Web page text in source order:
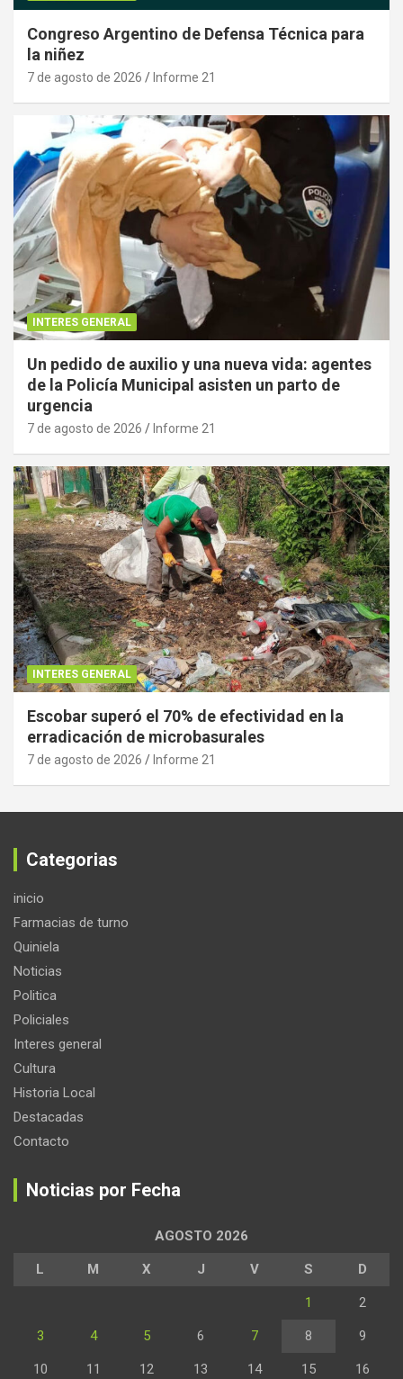
Congreso Argentino de Defensa Técnica para
la niñez
7 de agosto de 2026 Informe 21
INTERES GENERAL
Un pedido de auxilio y una nueva vida: agentes
de la Policía Municipal asisten un parto de
urgencia
7 de agosto de 2026 Informe 21
INTERES GENERAL
Escobar superó el 70% de efectividad en la
erradicación de microbasurales
7 de agosto de 2026 Informe 21
Categorias
inicio
Farmacias de turno
Quiniela
Noticias
Politica
Policiales
Interes general
Cultura
Historia Local
Destacadas
Contacto
Noticias por Fecha
AGOSTO 2026
L M X J V S D
1 2
3 4 5 6 7 8 9
10 11 12 13 14 15 16